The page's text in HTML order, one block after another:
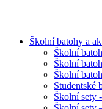
Školní batohy a
Školní
Školní
Školní
Studentské
Školní sety